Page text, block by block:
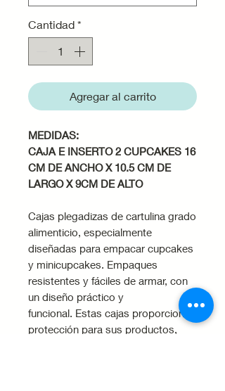
Cantidad *
Agregar al carrito
MEDIDAS:
CAJA E INSERTO 2 CUPCAKES 16
CM DE ANCHO X 10.5 CM DE
LARGO X 9CM DE ALTO
Cajas plegadizas de cartulina grado
alimenticio, especialmente
diseñadas para empacar cupcakes
y minicupcakes. Empaques
resistentes y fáciles de armar, con
un diseño práctico y
funcional. Estas cajas proporcionan
protección para sus productos,